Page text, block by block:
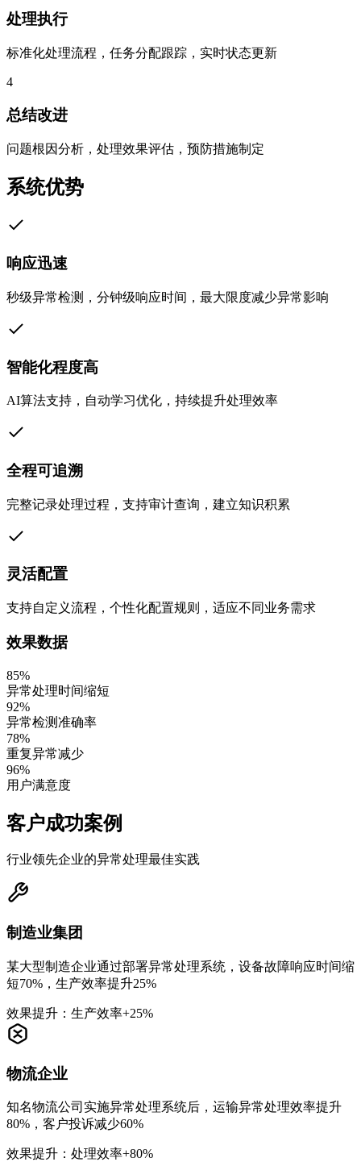
处理执行
标准化处理流程，任务分配跟踪，实时状态更新
4
总结改进
问题根因分析，处理效果评估，预防措施制定
系统优势
响应迅速
秒级异常检测，分钟级响应时间，最大限度减少异常影响
智能化程度高
AI算法支持，自动学习优化，持续提升处理效率
全程可追溯
完整记录处理过程，支持审计查询，建立知识积累
灵活配置
支持自定义流程，个性化配置规则，适应不同业务需求
效果数据
85%
异常处理时间缩短
92%
异常检测准确率
78%
重复异常减少
96%
用户满意度
客户成功案例
行业领先企业的异常处理最佳实践
制造业集团
某大型制造企业通过部署异常处理系统，设备故障响应时间缩
短70%，生产效率提升25%
效果提升：生产效率+25%
物流企业
知名物流公司实施异常处理系统后，运输异常处理效率提升
80%，客户投诉减少60%
效果提升：处理效率+80%